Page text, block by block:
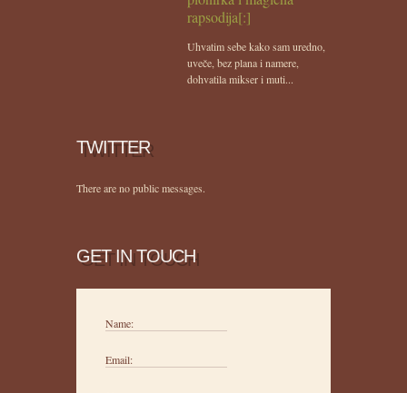
rapsodija[:]
Uhvatim sebe kako sam uredno,
uveče, bez plana i namere,
dohvatila mikser i muti...
TWITTER
There are no public messages.
GET IN TOUCH
Name:
Email: